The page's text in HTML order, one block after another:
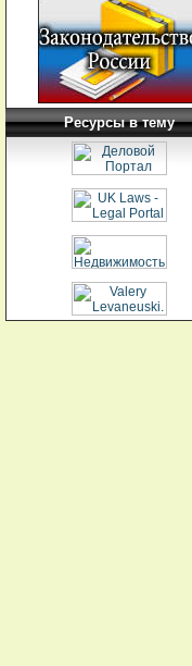
Ресурсы в тему